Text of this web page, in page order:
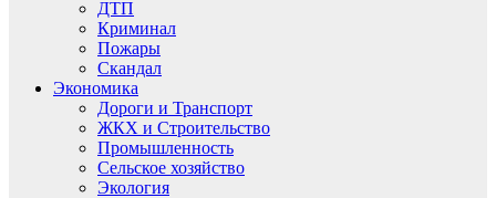
ДТП
Криминал
Пожары
Скандал
Экономика
Дороги и Транспорт
ЖКХ и Строительство
Промышленность
Сельское хозяйство
Экология